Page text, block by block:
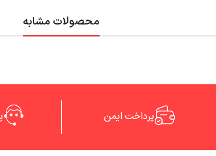
محصولات مشابه
پرداخت ایمن